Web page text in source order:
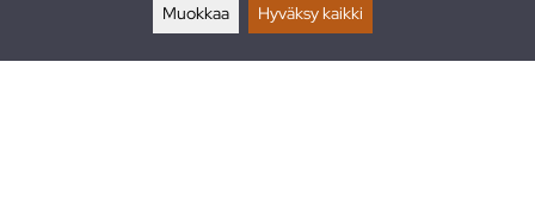
Muokkaa Hyväksy kaikki